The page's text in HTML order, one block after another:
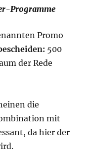
Programme
Promo
500
der Rede
die
mit
da hier der